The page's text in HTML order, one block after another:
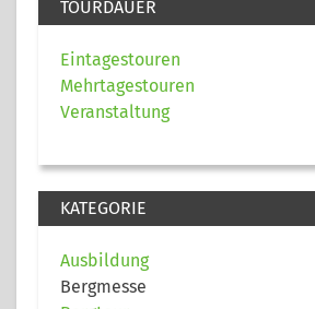
TOURDAUER
Eintagestouren
Mehrtagestouren
Veranstaltung
KATEGORIE
Ausbildung
Bergmesse